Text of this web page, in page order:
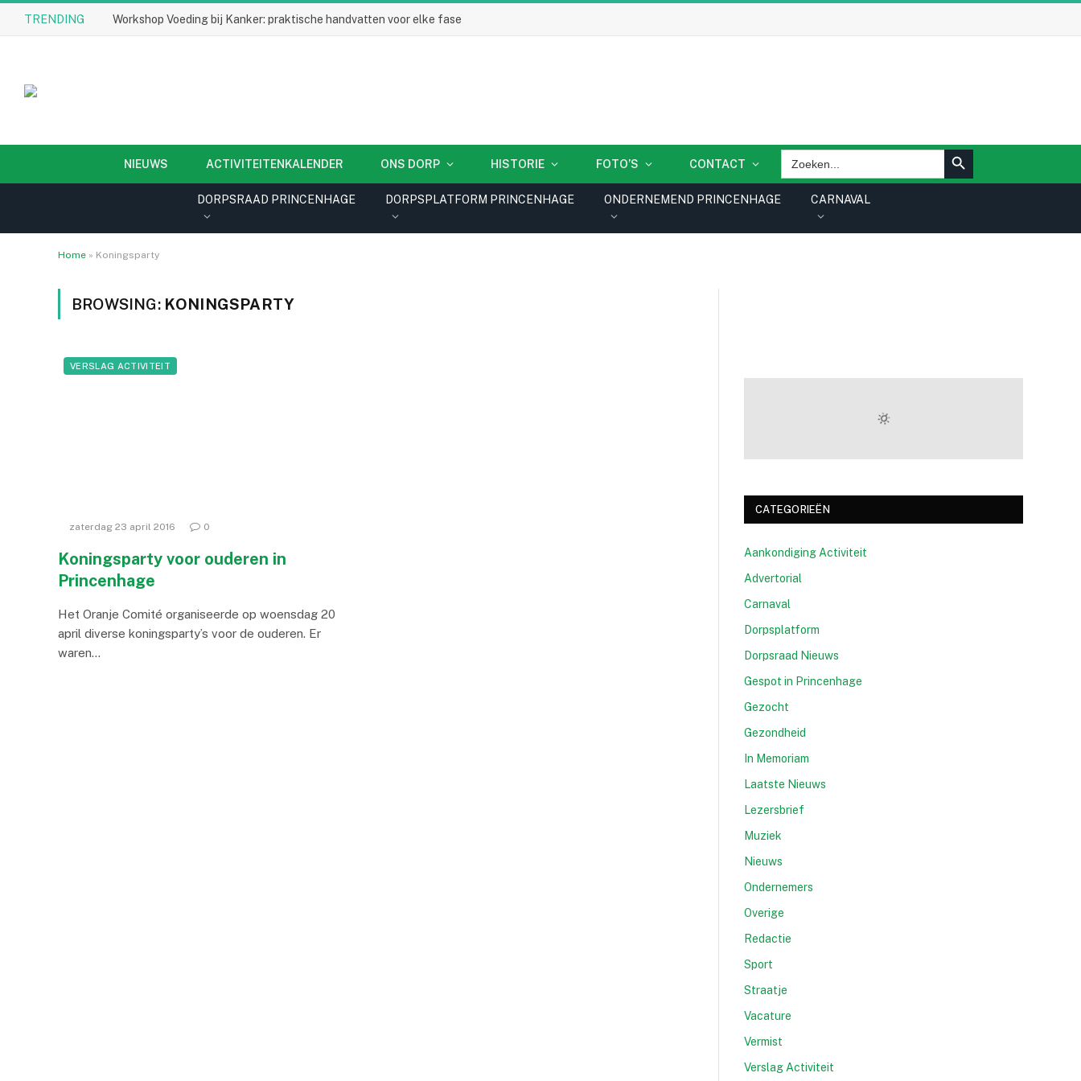
TRENDING Workshop Voeding bij Kanker: praktische handvatten voor elke fase
NIEUWS ACTIVITEITENKALENDER ONS DORP HISTORIE FOTO’S CONTACT
Zoek
naar:
ZOEKKNOP
DORPSRAAD PRINCENHAGE DORPSPLATFORM PRINCENHAGE ONDERNEMEND PRINCENHAGE CARNAVAL
Home » Koningsparty
BROWSING: KONINGSPARTY
VERSLAG ACTIVITEIT
zaterdag 23 april 2016 0
Koningsparty voor ouderen in
Princenhage
Het Oranje Comité organiseerde op woensdag 20
april diverse koningsparty’s voor de ouderen. Er
waren…
CATEGORIEËN
Aankondiging Activiteit
Advertorial
Carnaval
Dorpsplatform
Dorpsraad Nieuws
Gespot in Princenhage
Gezocht
Gezondheid
In Memoriam
Laatste Nieuws
Lezersbrief
Muziek
Nieuws
Ondernemers
Overige
Redactie
Sport
Straatje
Vacature
Vermist
Verslag Activiteit